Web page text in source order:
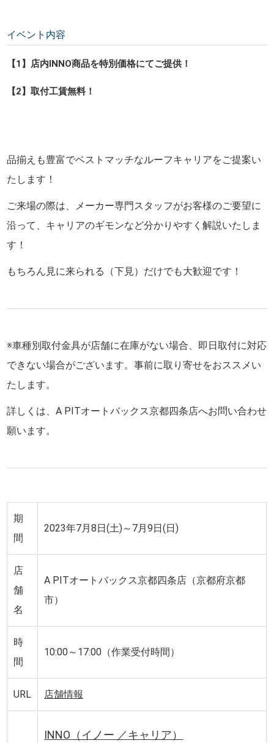
イベント内容
【1】店内INNO商品を特別価格にてご提供！
【2】取付工賃無料！
品揃えも豊富でベストマッチなルーフキャリアをご提案い
たします！
ご来場の際は、メーカー専門スタッフがお客様のご要望に
沿って、キャリアのギモンなど分かりやすく解説いたしま
す！
もちろん見に来られる（下見）だけでも大歓迎です！
※車種別取付金具が店舗に在庫がない場合、即日取付に対応
できない場合がございます。事前に取り寄せをおススメい
たします。
詳しくは、A PITオートバックス京都四条店へお問い合わせ
願います。
期
間
2023年7月8日(土)～7月9日(日)
店
舗
名
A PITオートバックス京都四条店（京都府京都
市）
時
間
10:00～17:00（作業受付時間）
URL 店舗情報
INNO（イノー ／キャリア）